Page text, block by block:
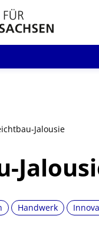
Jalousie
Handwerk